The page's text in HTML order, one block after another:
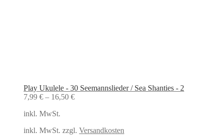
Play Ukulele - 30 Seemannslieder / Sea Shanties - 2
7,99 € – 16,50 €
inkl. MwSt.
inkl. MwSt. zzgl. Versandkosten